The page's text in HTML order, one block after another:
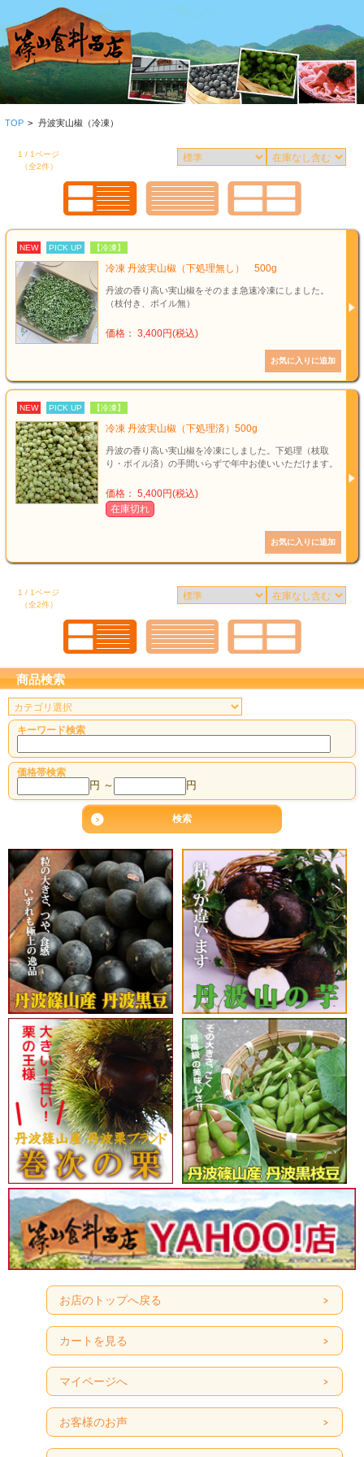
TOP > 丹波実山椒（冷凍）
1 / 1ページ
（全2件）
NEW PICK UP 【冷凍】
冷凍 丹波実山椒（下処理無し） 500g
丹波の香り高い実山椒をそのまま急速冷凍にしました。
（枝付き、ボイル無）
価格： 3,400円(税込)
NEW PICK UP 【冷凍】
冷凍 丹波実山椒（下処理済）500g
丹波の香り高い実山椒を冷凍にしました。下処理（枝取
り・ボイル済）の手間いらずで年中お使いいただけます。
価格： 5,400円(税込)
在庫切れ
1 / 1ページ
（全2件）
商品検索
キーワード検索
価格帯検索
円 ～ 円
お店のトップへ戻る
カートを見る
マイページへ
お客様のお声